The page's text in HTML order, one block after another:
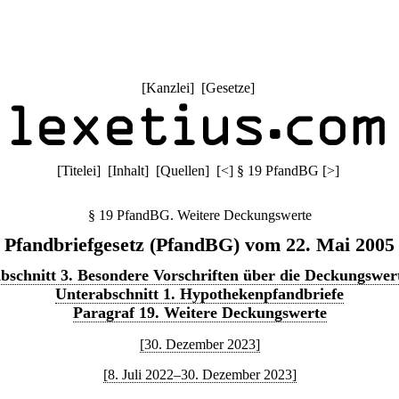
[Kanzlei] [Gesetze]
[Titelei] [Inhalt] [Quellen] [<] § 19 PfandBG [>]
§ 19 PfandBG. Weitere Deckungswerte
Pfandbriefgesetz (PfandBG) vom 22. Mai 2005
3. Besondere Vorschriften über die
Unterabschnitt 1. Hypothekenpfandbriefe
Paragraf 19. Weitere Deckungswerte
[30. Dezember 2023]
[8. Juli 2022–30. Dezember 2023]